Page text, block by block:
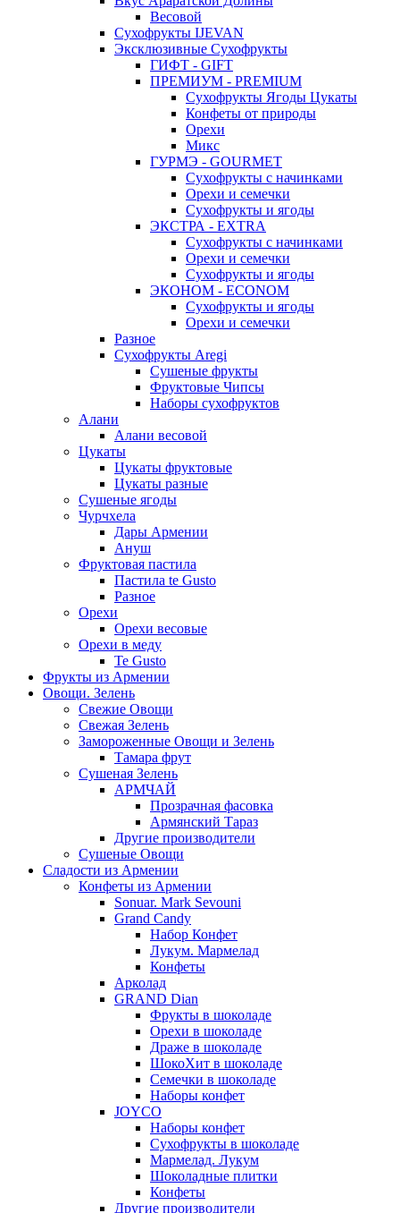
Весовой
Сухофрукты IJEVAN
Эксклюзивные Сухофрукты
ГИФТ - GIFT
ПРЕМИУМ - PREMIUM
Сухофрукты Ягоды Цукаты
Конфеты от природы
Орехи
Микс
ГУРМЭ - GOURMET
Сухофрукты с начинками
Орехи и семечки
Сухофрукты и ягоды
ЭКСТРА - EXTRA
Сухофрукты с начинками
Орехи и семечки
Сухофрукты и ягоды
ЭКОНОМ - ECONOM
Сухофрукты и ягоды
Орехи и семечки
Разное
Сухофрукты Aregi
Сушеные фрукты
Фруктовые Чипсы
Наборы сухофруктов
Алани
Алани весовой
Цукаты
Цукаты фруктовые
Цукаты разные
Сушеные ягоды
Чурчхела
Дары Армении
Ануш
Фруктовая пастила
Пастила te Gusto
Разное
Орехи
Орехи весовые
Орехи в меду
Te Gusto
Фрукты из Армении
Овощи. Зелень
Свежие Овощи
Свежая Зелень
Замороженные Овощи и Зелень
Тамара фрут
Сушеная Зелень
АРМЧАЙ
Прозрачная фасовка
Армянский Тараз
Другие производители
Сушеные Овощи
Сладости из Армении
Конфеты из Армении
Sonuar. Mark Sevouni
Grand Candy
Набор Конфет
Лукум. Мармелад
Конфеты
Арколад
GRAND Dian
Фрукты в шоколаде
Орехи в шоколаде
Драже в шоколаде
ШокоХит в шоколаде
Семечки в шоколаде
Наборы конфет
JOYCO
Наборы конфет
Сухофрукты в шоколаде
Мармелад. Лукум
Шоколадные плитки
Конфеты
Другие производители